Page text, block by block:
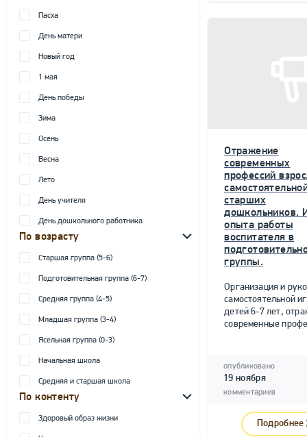
Пасха
День матери
Новый год
1 мая
День победы
Зима
Осень
Весна
Лето
День учителя
День дошкольного работника
По возрасту
Старшая группа (5-6)
Подготовительная группа (6-7)
Средняя группа (4-5)
Младшая группа (3-4)
Ясельная группа (0-3)
Начальная школа
Средняя и старшая школа
По контенту
Здоровый образ жизни
Отражение
современных
профессий
старших
дошкольников.
опыта работы
воспитателя в
группы.
Организация и
самостоятельной
детей 6-7 лет,
современные
опубликовано
19 ноября
комментариев
Подробнее